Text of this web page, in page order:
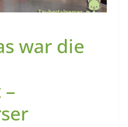
war die